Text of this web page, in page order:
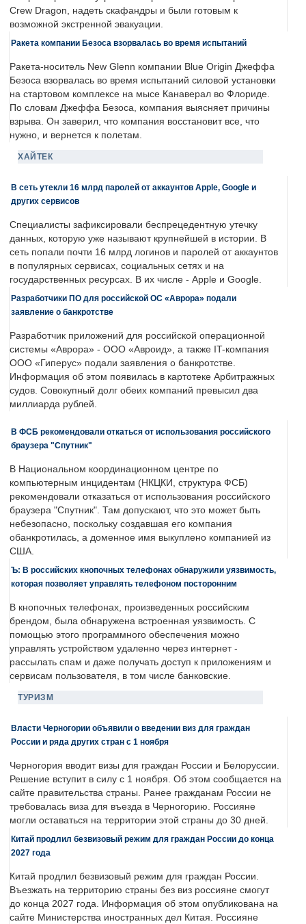
Crew Dragon, надеть скафандры и были готовым к
возможной экстренной эвакуации.
Ракета компании Безоса взорвалась во время испытаний
Ракета-носитель New Glenn компании Blue Origin Джеффа
Безоса взорвалась во время испытаний силовой установки
на стартовом комплексе на мысе Канаверал во Флориде.
По словам Джеффа Безоса, компания выясняет причины
взрыва. Он заверил, что компания восстановит все, что
нужно, и вернется к полетам.
ХАЙТЕК
В сеть утекли 16 млрд паролей от аккаунтов Apple, Google и
других сервисов
Специалисты зафиксировали беспрецедентную утечку
данных, которую уже называют крупнейшей в истории. В
сеть попали почти 16 млрд логинов и паролей от аккаунтов
в популярных сервисах, социальных сетях и на
государственных ресурсах. В их числе - Apple и Google.
Разработчики ПО для российской ОС «Аврора» подали
заявление о банкротстве
Разработчик приложений для российской операционной
системы «Аврора» - ООО «Авроид», а также IT-компания
ООО «Гиперус» подали заявления о банкротстве.
Информация об этом появилась в картотеке Арбитражных
судов. Совокупный долг обеих компаний превысил два
миллиарда рублей.
В ФСБ рекомендовали откаться от использования российского
браузера "Спутник"
В Национальном координационном центре по
компьютерным инцидентам (НКЦКИ, структура ФСБ)
рекомендовали отказаться от использования российского
браузера "Спутник". Там допускают, что это может быть
небезопасно, поскольку создавшая его компания
обанкротилась, а доменное имя выкуплено компанией из
США.
Ъ: В российских кнопочных телефонах обнаружили уязвимость,
которая позволяет управлять телефоном посторонним
В кнопочных телефонах, произведенных российским
брендом, была обнаружена встроенная уязвимость. С
помощью этого программного обеспечения можно
управлять устройством удаленно через интернет -
рассылать спам и даже получать доступ к приложениям и
сервисам пользователя, в том числе банковские.
ТУРИЗМ
Власти Черногории объявили о введении виз для граждан
России и ряда других стран с 1 ноября
Черногория вводит визы для граждан России и Белоруссии.
Решение вступит в силу с 1 ноября. Об этом сообщается на
сайте правительства страны. Ранее гражданам России не
требовалась виза для въезда в Черногорию. Россияне
могли оставаться на территории этой страны до 30 дней.
Китай продлил безвизовый режим для граждан России до конца
2027 года
Китай продлил безвизовый режим для граждан России.
Въезжать на территорию страны без виз россияне смогут
до конца 2027 года. Информация об этом опубликована на
сайте Министерства иностранных дел Китая. Россияне